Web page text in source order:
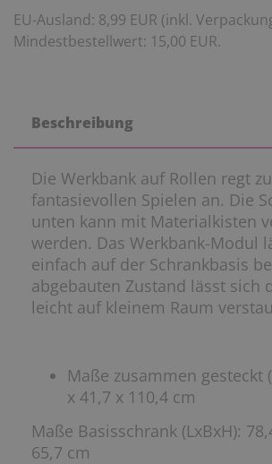
EU-Ausland: 8,99 EUR (inkl.
Mindestbestellwert: 15,00 EUR.
Beschreibung
Die Werkbank auf Rollen regt
fantasievollen Spielen an. Die
unten kann mit Materialkisten
werden. Das Werkbank-Modul
einfach auf der Schrankbasis
abgebauten Zustand lässt sich
leicht auf kleinem Raum
Maße zusammen gesteckt
x 41,7 x 110,4 cm
Maße Basisschrank (LxBxH):
65,7 cm